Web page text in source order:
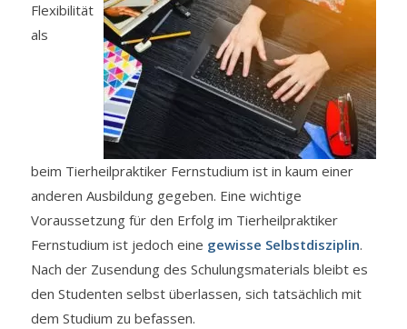
Flexibilität
als
beim Tierheilpraktiker Fernstudium ist in kaum einer
anderen Ausbildung gegeben. Eine wichtige
Voraussetzung für den Erfolg im Tierheilpraktiker
Fernstudium ist jedoch eine gewisse Selbstdisziplin.
Nach der Zusendung des Schulungsmaterials bleibt es
den Studenten selbst überlassen, sich tatsächlich mit
dem Studium zu befassen.